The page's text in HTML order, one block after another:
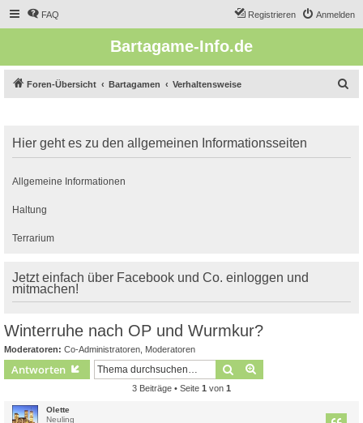
FAQ Anmelden
Registrieren
Bartagame-Info.de
Foren-Übersicht Bartagamen Verhaltensweise
e
Hier geht es zu den allgemeinen Informationsseiten
Allgemeine Informationen
Haltung
Terrarium
Jetzt einfach über Facebook und Co. einloggen und
mitmachen!
Winterruhe nach OP und Wurmkur?
Moderatoren: Co-Administratoren Moderatoren
Antworten Suche
3 Beiträge • Seite 1 von 1
Olette
Neuling